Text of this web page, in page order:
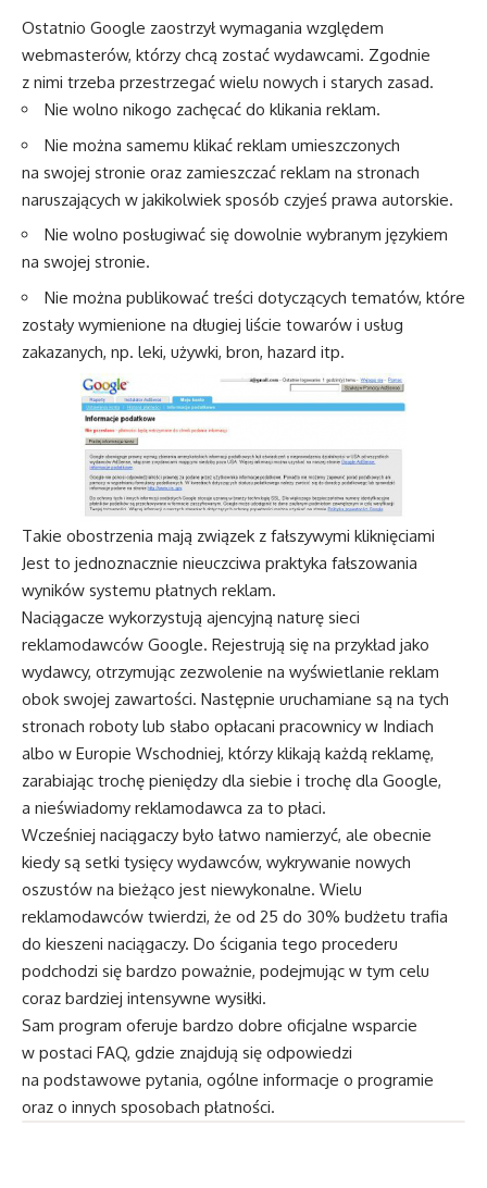
Ostatnio Google zaostrzył wymagania względem
webmasterów, którzy chcą zostać wydawcami. Zgodnie
z nimi trzeba przestrzegać wielu nowych i starych zasad.
Nie wolno nikogo zachęcać do klikania reklam.
Nie można samemu klikać reklam umieszczonych
na swojej stronie oraz zamieszczać reklam na stronach
naruszających w jakikolwiek sposób czyjeś prawa autorskie.
Nie wolno posługiwać się dowolnie wybranym językiem
na swojej stronie.
Nie można publikować treści dotyczących tematów, które
zostały wymienione na długiej liście towarów i usług
zakazanych, np. leki, używki, bron, hazard itp.
Takie obostrzenia mają związek z fałszywymi kliknięciami
Jest to jednoznacznie nieuczciwa praktyka fałszowania
wyników systemu płatnych reklam.
Naciągacze wykorzystują ajencyjną naturę sieci
reklamodawców Google. Rejestrują się na przykład jako
wydawcy, otrzymując zezwolenie na wyświetlanie reklam
obok swojej zawartości. Następnie uruchamiane są na tych
stronach roboty lub słabo opłacani pracownicy w Indiach
albo w Europie Wschodniej, którzy klikają każdą reklamę,
zarabiając trochę pieniędzy dla siebie i trochę dla Google,
a nieświadomy reklamodawca za to płaci.
Wcześniej naciągaczy było łatwo namierzyć, ale obecnie
kiedy są setki tysięcy wydawców, wykrywanie nowych
oszustów na bieżąco jest niewykonalne. Wielu
reklamodawców twierdzi, że od 25 do 30% budżetu trafia
do kieszeni naciągaczy. Do ścigania tego procederu
podchodzi się bardzo poważnie, podejmując w tym celu
coraz bardziej intensywne wysiłki.
Sam program oferuje bardzo dobre oficjalne wsparcie
w postaci FAQ, gdzie znajdują się odpowiedzi
na podstawowe pytania, ogólne informacje o programie
oraz o innych sposobach płatności.